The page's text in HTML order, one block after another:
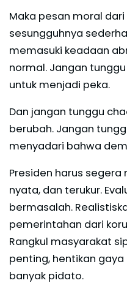
Maka pesan moral
sesungguhnya
memasuki keadaan
normal. Jangan
untuk menjadi peka.
Dan jangan tunggu
berubah. Jangan
menyadari bahwa
Presiden harus
nyata, dan terukur.
bermasalah.
pemerintahan dari
Rangkul masyarakat
penting, hentikan
banyak pidato.